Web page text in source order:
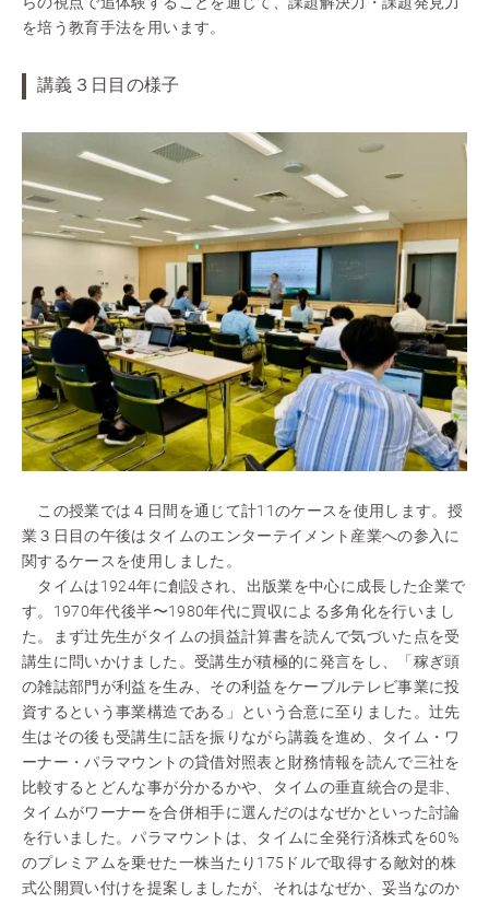
を培う教育手法を用います。
講義３日目の様子
この授業では４日間を通じて計11のケースを使用します。授
業３日目の午後はタイムのエンターテイメント産業への参入に
関するケースを使用しました。
タイムは1924年に創設され、出版業を中心に成長した企業で
す。1970年代後半〜1980年代に買収による多角化を行いまし
た。まず辻先生がタイムの損益計算書を読んで気づいた点を受
講生に問いかけました。受講生が積極的に発言をし、「稼ぎ頭
の雑誌部門が利益を生み、その利益をケーブルテレビ事業に投
資するという事業構造である」という合意に至りました。辻先
生はその後も受講生に話を振りながら講義を進め、タイム・ワ
ーナー・パラマウントの貸借対照表と財務情報を読んで三社を
比較するとどんな事が分かるかや、タイムの垂直統合の是非、
タイムがワーナーを合併相手に選んだのはなぜかといった討論
を行いました。パラマウントは、タイムに全発行済株式を60%
のプレミアムを乗せた一株当たり175ドルで取得する敵対的株
式公開買い付けを提案しましたが、それはなぜか、妥当なのか